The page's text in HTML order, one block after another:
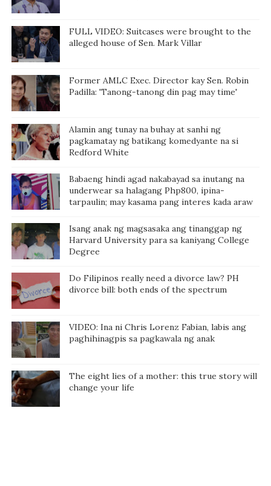
FULL VIDEO: Suitcases were brought to the
alleged house of Sen. Mark Villar
Former AMLC Exec. Director kay Sen. Robin
Padilla: 'Tanong-tanong din pag may time'
Alamin ang tunay na buhay at sanhi ng
pagkamatay ng batikang komedyante na si
Redford White
Babaeng hindi agad nakabayad sa inutang na
underwear sa halagang Php800, ipina-
tarpaulin; may kasama pang interes kada araw
Isang anak ng magsasaka ang tinanggap ng
Harvard University para sa kaniyang College
Degree
Do Filipinos really need a divorce law? PH
divorce bill: both ends of the spectrum
VIDEO: Ina ni Chris Lorenz Fabian, labis ang
paghihinagpis sa pagkawala ng anak
The eight lies of a mother: this true story will
change your life